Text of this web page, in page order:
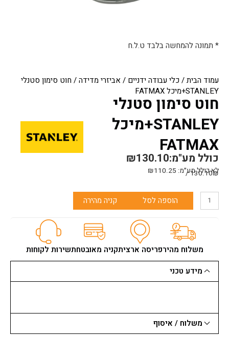
עמוד הבית/כלי עבודה ידניים / אביזרי מדידה/ חוט סימון סטנלי
STANLEY+מיכל FATMAX
חוט סימון סטנלי
STANLEY+מיכל
FATMAX
₪130.10כולל מע"מ:
לא כולל מע״מ: ₪110.25
130.10₪ /
כמות
STANLEY+מיכל
הוספה לסל קניה מהירה
משלוח מהירפריסה ארציתקניה מאובטחתשירות לקוחות
מידע טכני
משלוח / איסוף
* תמונה להמחשה בלבד ט.ל.ח